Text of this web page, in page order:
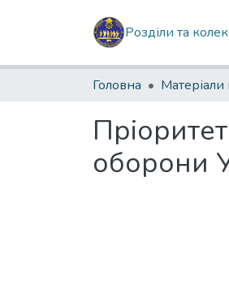
Розділи та
Головна
оборони